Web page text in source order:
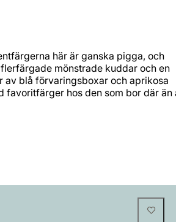
här är ganska pigga, och
mönstrade kuddar och en
av blå förvaringsboxar och aprikosa
favoritfärger hos den som bor där än